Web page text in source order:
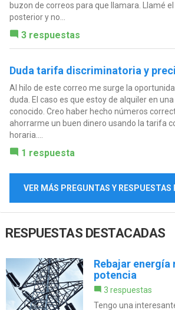
buzon de correos para que llamara. Llamé el
posterior y no...
3 respuestas
Duda tarifa discriminatoria y
Al hilo de este correo me surge la
duda. El caso es que estoy de alquiler en
conocido. Creo haber hecho números
ahorrarme un buen dinero usando la tarifa
horaria....
1 respuesta
VER MÁS PREGUNTAS Y RESPUESTAS
RESPUESTAS DESTACADAS
Rebajar energía
potencia
3 respuestas
Tengo una